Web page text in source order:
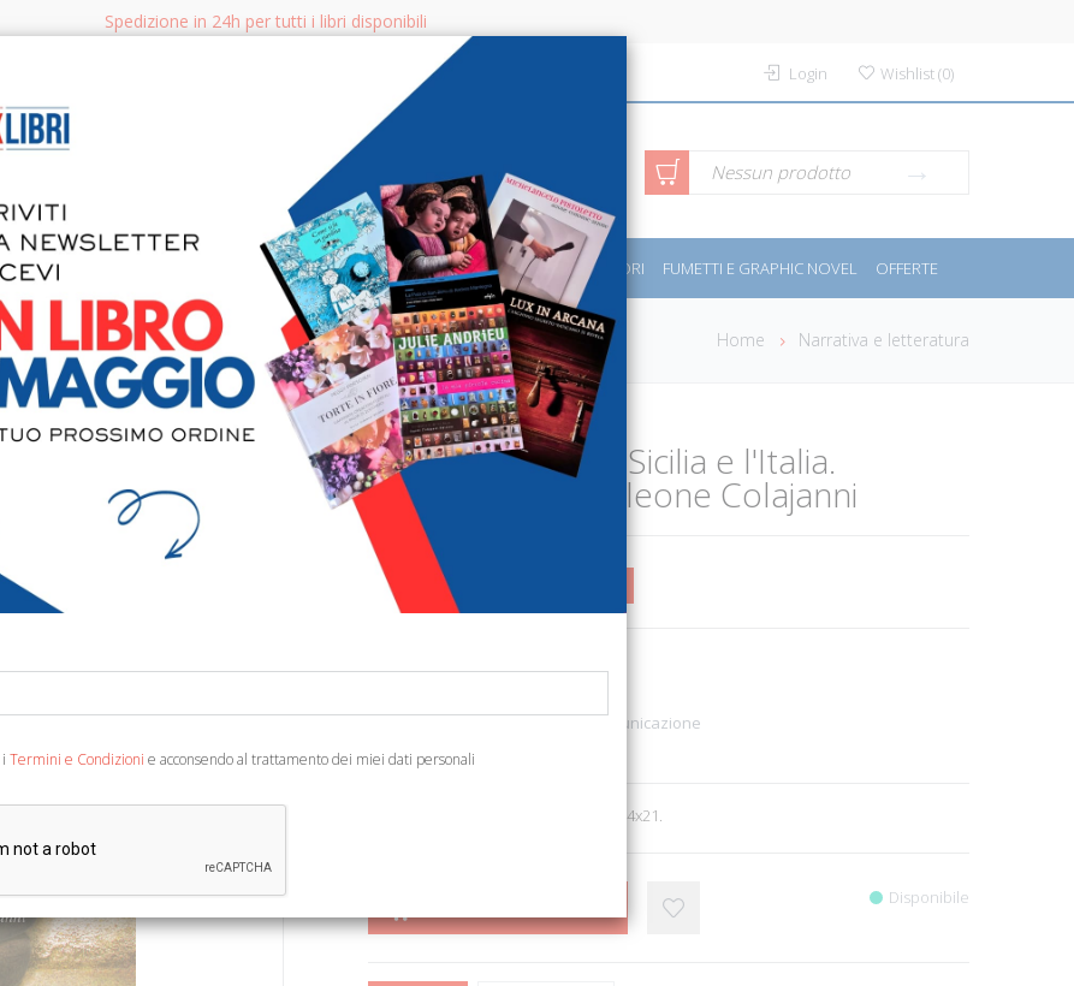
Spedizione in 24h per tutti i libri disponibili
Login Wishlist(0)
CERCA Ricerca avanzata Nessun prodotto
LIBRI PER BAMBINI E RAGAZZI MANUALI - GUIDE - CORSI SPORT E MOTORI FUMETTI E GRAPHIC NOVEL OFFERTE
Home Narrativa e letteratura
Mafia è Stato. La Sicilia e l'Italia.
Intervista a Napoleone Colajanni
€ 5,00
Codice: 472273036021546
Categoria: Società - Politica - Comunicazione
Ean13:
9788868590611
Leonforte, 2015; ril., pp. 196, ill., cm 14x21.
Disponibile
Termini e Condizioni e acconsendo al trattamento dei miei dati personali